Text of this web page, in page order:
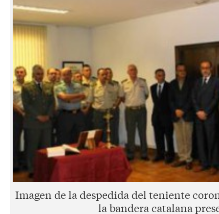
Imagen de la despedida del teniente
la bandera catalana